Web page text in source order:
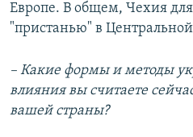
Европе. В общем, Чехия
"пристанью" в
– Какие формы и методы
влияния вы считаете
вашей страны?